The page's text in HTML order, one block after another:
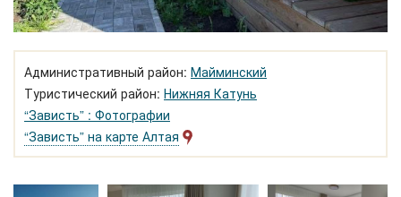
Административный район: Майминский
Туристический район: Нижняя Катунь
“Зависть” : Фотографии
“Зависть” на карте Алтая